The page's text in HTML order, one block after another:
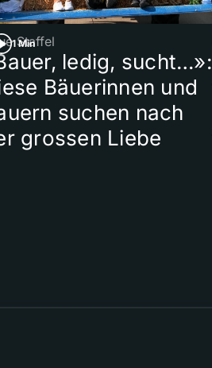
1 Min
Staffel
ledig, sucht…»:
Bäuerinnen und
suchen nach
grossen Liebe